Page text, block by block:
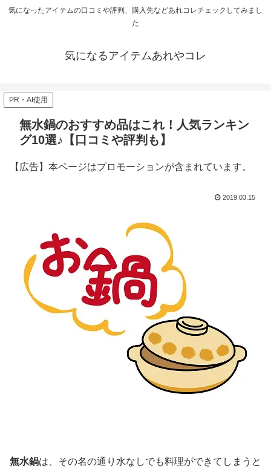
気になったアイテムの口コミや評判、購入先などあれコレチェックしてみまし
た
気になるアイテムあれやコレ
PR・AI使用
無水鍋のおすすめ品はこれ！人気ランキン
グ10選♪【口コミや評判も】
【広告】本ページはプロモーションが含まれています。
2019.03.15
無水鍋は、その名の通り水なしでも料理ができてしまうと